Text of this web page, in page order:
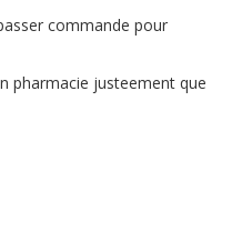
commande pour
pharmacie justeement que